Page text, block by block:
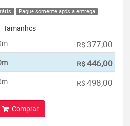
Pague somente após a entrega
Tamanhos
R$ 377,00
R$446,00
R$ 498,00
Comprar